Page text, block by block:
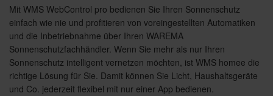
Mit WMS WebControl pro bedienen Sie Ihren Sonnenschutz
einfach wie nie und profitieren von voreingestellten Automatiken
und die Inbetriebnahme über Ihren WAREMA
Sonnenschutzfachhändler. Wenn Sie mehr als nur Ihren
Sonnenschutz intelligent vernetzen möchten, ist WMS homee die
richtige Lösung für Sie. Damit können Sie Licht, Haushaltsgeräte
und Co. jederzeit flexibel mit nur einer App bedienen.